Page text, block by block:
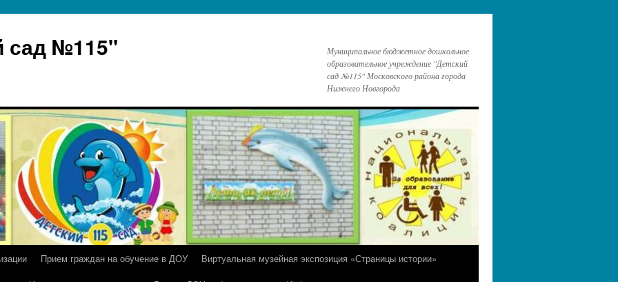
сад №115"
Муниципальное бюджетное дошкольное
образовательное учреждение "Детский
сад №115" Московского района города
Нижнего Новгорода
Прием граждан на обучение в ДОУ
Виртуальная музейная экспозиция «Страницы истории»